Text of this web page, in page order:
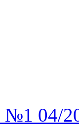
№1 04/